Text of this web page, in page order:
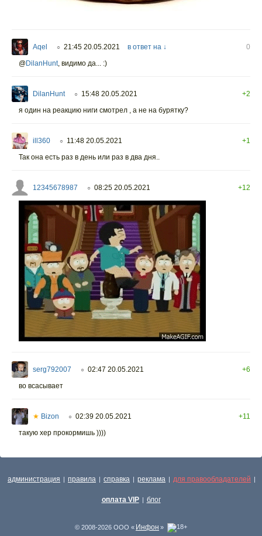
Aqel ○ 21:45 20.05.2021 в ответ на ↓
0
@DilanHunt, видимо да... :)
DilanHunt ○ 15:48 20.05.2021
+2
я один на реакцию ниги смотрел , а не на бурятку?
ill360 ○ 11:48 20.05.2021
+1
Так она есть раз в день или раз в два дня..
12345678987 ○ 08:25 20.05.2021 +12
serg792007 ○ 02:47 20.05.2021
+6
во всасывает
★ Bizon ○ 02:39 20.05.2021
+11
такую хер прокормишь ))))
администрация | правила | справка | реклама | для правообладателей |
оплата VIP | блог
© 2008-2026 ООО « Инфон »